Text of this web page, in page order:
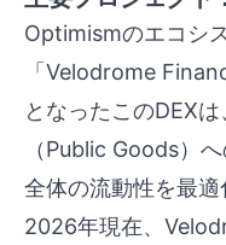
Optimismのエコシ
「Velodrome
となったこのDEX
（Public Goods）
全体の流動性を最適
2026年現在、